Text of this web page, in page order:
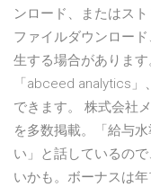
ンロード、またはス
ファイルダウンロー
生する場合がありま
「abceed analytics
できます。 株式会社
を多数掲載。「給与
い」と話しているの
いかも。ボーナスは